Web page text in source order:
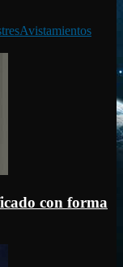
Avistamientos
con forma